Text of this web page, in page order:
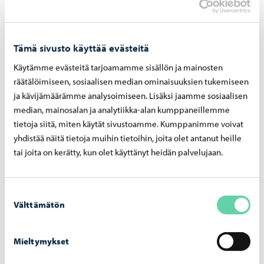
Tämä sivusto käyttää evästeitä
Käytämme evästeitä tarjoamamme sisällön ja mainosten
räätälöimiseen, sosiaalisen median ominaisuuksien tukemiseen
ja kävijämäärämme analysoimiseen. Lisäksi jaamme sosiaalisen
median, mainosalan ja analytiikka-alan kumppaneillemme
tietoja siitä, miten käytät sivustoamme. Kumppanimme voivat
yhdistää näitä tietoja muihin tietoihin, joita olet antanut heille
tai joita on kerätty, kun olet käyttänyt heidän palvelujaan.
valinta
Välttämätön
Mieltymykset
Aleksanterinkadun silta-03.08.2026
Alek­san­te­rin­ka­dun silta ava­taan lii­ken­teel­le
maa­nan­tai­na 10. elo­kuu­ta